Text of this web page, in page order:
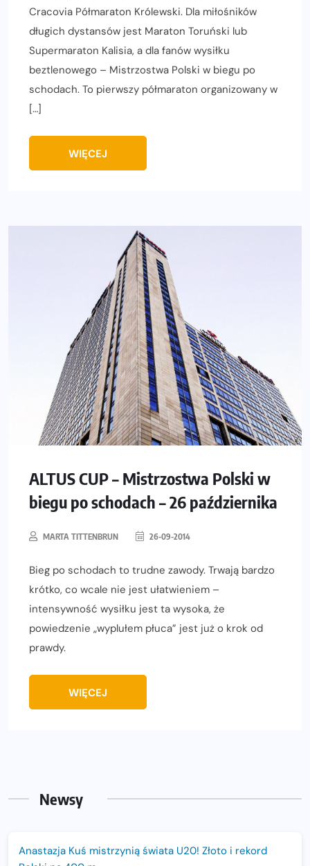
Cracovia Półmaraton Królewski. Dla miłośników
długich dystansów jest Maraton Toruński lub
Supermaraton Kalisia, a dla fanów wysiłku
beztlenowego – Mistrzostwa Polski w biegu po
schodach. To pierwszy półmaraton organizowany w
[…]
WIĘCEJ
ALTUS CUP – Mistrzostwa Polski w
biegu po schodach – 26 października
MARTA TITTENBRUN 26-09-2014
Bieg po schodach to trudne zawody. Trwają bardzo
krótko, co wcale nie jest ułatwieniem –
intensywność wysiłku jest ta wysoka, że
powiedzenie „wyplułem płuca” jest już o krok od
prawdy.
WIĘCEJ
Newsy
Anastazja Kuś mistrzynią świata U20! Złoto i rekord